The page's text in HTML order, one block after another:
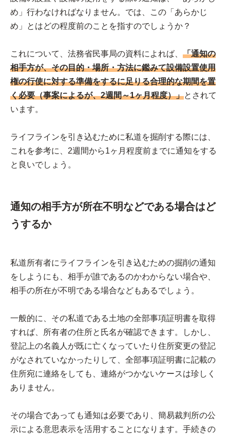
め」行わなければなりません。では、この「あらかじ
め」とはどの程度前のことを指すのでしょうか？
これについて、法務省民事局の資料によれば、 「通知の
相手方が、その目的・場所・方法に鑑みて設備設置使用
権の行使に対する準備をするに足りる合理的な期間を置
く必要（事案によるが、2週間～1ヶ月程度）」とされて
います。
ライフラインを引き込むために私道を掘削する際には、
これを参考に、2週間から1ヶ月程度前までに通知をする
と良いでしょう。
通知の相手方が所在不明などである場合はど
うするか
私道所有者にライフラインを引き込むための掘削の通知
をしようにも、相手が誰であるのかわからない場合や、
相手の所在が不明である場合などもあるでしょう。
一般的に、その私道である土地の全部事項証明書を取得
すれば、所有者の住所と氏名が確認できます。しかし、
登記上の名義人が既に亡くなっていたり住所変更の登記
がなされていなかったりして、全部事項証明書に記載の
住所宛に連絡をしても、連絡がつかないケースは珍しく
ありません。
その場合であっても通知は必要であり、簡易裁判所の公
示による意思表示を活用することになります。手続きの